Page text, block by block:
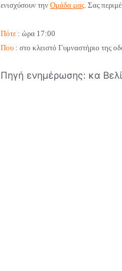
ενισχύσουν την Ομάδα μας. Σας
Πότε : ώρα 17:00
Που : στο κλειστό Γυμναστήριο της
Πηγή ενημέρωσης: κα